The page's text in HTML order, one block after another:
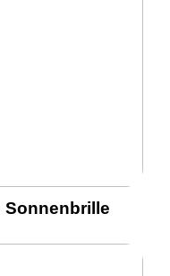
Sonnenbrille